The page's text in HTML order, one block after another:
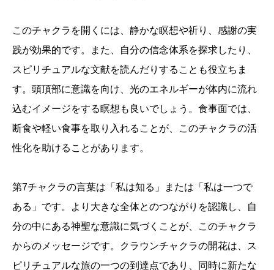
このチャクラを開くには、静かな瞑想や祈り、感謝の実
践が効果的です。また、自分の信念体系を探求したり、
スピリチュアルな文献を読んだりすることも役立ちま
す。頭頂部に意識を向け、光のエネルギーが体内に流れ
込むイメージをする瞑想も良いでしょう。食事面では、
断食や軽い食事を取り入れることが、このチャクラの活
性化を助けることがあります。
第7チャクラの言葉は「私は知る」または「私は一つで
ある」です。より大きな全体とのつながりを認識し、自
分の中にある神聖な意識に気づくことが、このチャクラ
からのメッセージです。クラウンチャクラの開花は、ス
ピリチュアルな旅の一つの到達点であり、同時に新たな